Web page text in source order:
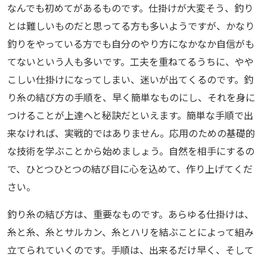
なんでも初めてがあるものです。仕掛けが大変そう、釣り
とは難しいものだと思ってる方も多いようですが、かなり
釣りをやっている方でも自分のやり方になかなか自信がも
てないという人も多いです。工夫を重ねてるうちに、やや
こしい仕掛けになってしまい、迷いが出てくるのです。釣
り糸の結び方の手順を、早く簡単なものにし、それを身に
つけることが上達へと秘訣だといえます。簡単な手順で出
来なければ、実戦的ではありません。応用のための基礎的
な技術を学ぶことから始めましょう。自然を相手にするの
で、ひとつひとつの結び目に心を込めて、作り上げてくだ
さい。
釣り糸の結び方は、重要なものです。あらゆる仕掛けは、
糸と糸、糸とサルカン、糸とハリを結ぶことによって組み
立てられていくのです。手順は、出来るだけ早く、そして